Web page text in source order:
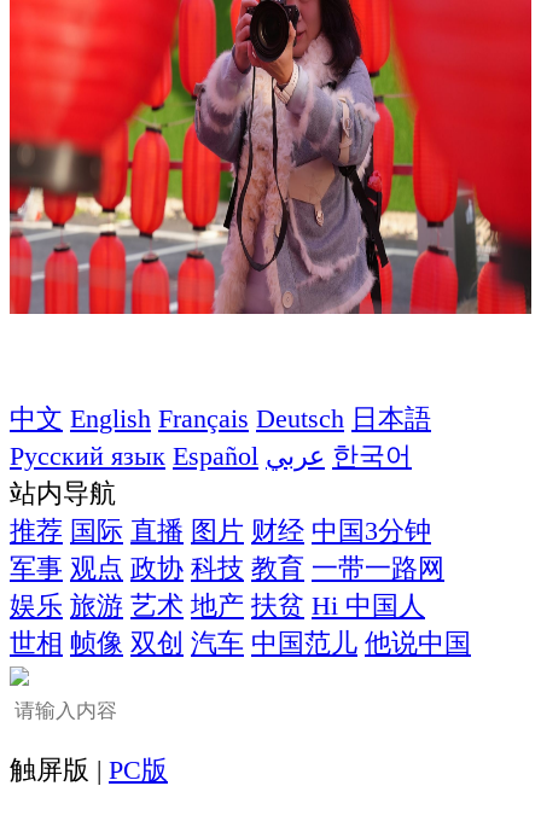
中文 English Français Deutsch 日本語
Русский язык Español عربي 한국어
站内导航
推荐 国际 直播 图片 财经 中国3分钟
军事 观点 政协 科技 教育 一带一路网
娱乐 旅游 艺术 地产 扶贫 Hi 中国人
世相 帧像 双创 汽车 中国范儿 他说中国
触屏版 | PC版